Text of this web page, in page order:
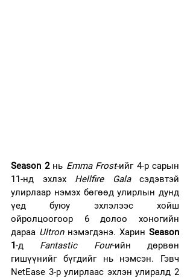
Season 2 нь Emma Frost-ийг 4-р сарын
11-нд эхлэх Hellfire Gala сэдэвтэй
улирлаар нэмэх бөгөөд улирлын дунд
үед буюу эхлэлээс хойш
ойролцоогоор 6 долоо хоногийн
дараа Ultron нэмэгдэнэ. Харин Season
1-д Fantastic Four-ийн дөрвөн
гишүүнийг бүгдийг нь нэмсэн. Гэвч
NetEase 3-р улирлаас эхлэн улиралд 2